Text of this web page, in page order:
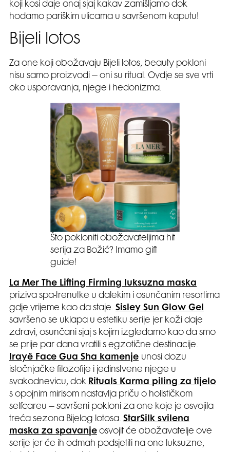
koji kosi daje onaj sjaj kakav zamišljamo dok
hodamo pariškim ulicama u savršenom kaputu!
Bijeli lotos
Za one koji obožavaju Bijeli lotos, beauty pokloni
nisu samo proizvodi – oni su ritual. Ovdje se sve vrti
oko usporavanja, njege i hedonizma.
Što pokloniti obožavateljima hit
serija za Božić? Imamo gift
guide!
La Mer The Lifting Firming luksuzna maska
priziva spa-trenutke u dalekim i osunčanim resortima
gdje vrijeme kao da staje. Sisley Sun Glow Gel
savršeno se uklapa u estetiku serije jer koži daje
zdravi, osunčani sjaj s kojim izgledamo kao da smo
se prije par dana vratili s egzotične destinacije.
Irayë Face Gua Sha kamenje unosi dozu
istočnjačke filozofije i jedinstvene njege u
svakodnevicu, dok Rituals Karma piling za tijelo
s opojnim mirisom nastavlja priču o holističkom
selfcareu – savršeni pokloni za one koje je osvojila
treća sezona Bijelog lotosa. StarSilk svilena
maska za spavanje osvojit će obožavatelje ove
serije jer će ih odmah podsjetiti na one luksuzne,